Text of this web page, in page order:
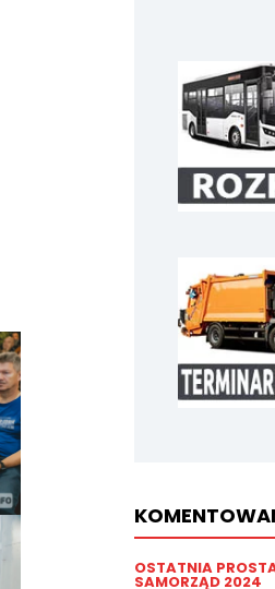
OSTATNIA
SAMORZĄD 2024